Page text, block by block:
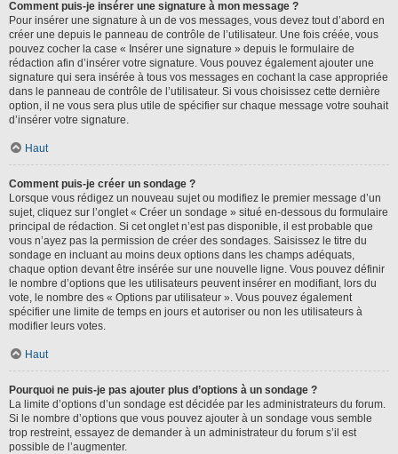
Comment puis-je insérer une signature à mon message ?
Pour insérer une signature à un de vos messages, vous devez tout d’abord en
créer une depuis le panneau de contrôle de l’utilisateur. Une fois créée, vous
pouvez cocher la case « Insérer une signature » depuis le formulaire de
rédaction afin d’insérer votre signature. Vous pouvez également ajouter une
signature qui sera insérée à tous vos messages en cochant la case appropriée
dans le panneau de contrôle de l’utilisateur. Si vous choisissez cette dernière
option, il ne vous sera plus utile de spécifier sur chaque message votre souhait
d’insérer votre signature.
Haut
Comment puis-je créer un sondage ?
Lorsque vous rédigez un nouveau sujet ou modifiez le premier message d’un
sujet, cliquez sur l’onglet « Créer un sondage » situé en-dessous du formulaire
principal de rédaction. Si cet onglet n’est pas disponible, il est probable que
vous n’ayez pas la permission de créer des sondages. Saisissez le titre du
sondage en incluant au moins deux options dans les champs adéquats,
chaque option devant être insérée sur une nouvelle ligne. Vous pouvez définir
le nombre d’options que les utilisateurs peuvent insérer en modifiant, lors du
vote, le nombre des « Options par utilisateur ». Vous pouvez également
spécifier une limite de temps en jours et autoriser ou non les utilisateurs à
modifier leurs votes.
Haut
Pourquoi ne puis-je pas ajouter plus d’options à un sondage ?
La limite d’options d’un sondage est décidée par les administrateurs du forum.
Si le nombre d’options que vous pouvez ajouter à un sondage vous semble
trop restreint, essayez de demander à un administrateur du forum s’il est
possible de l’augmenter.